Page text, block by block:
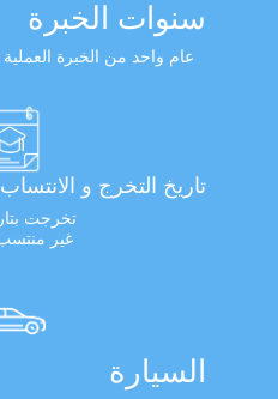
سنوات الخبرة
عام واحد من الخبرة العملية
تاريخ التخرج و الانتساب
تخرجت بتاريخ
غير منتسب
السيارة